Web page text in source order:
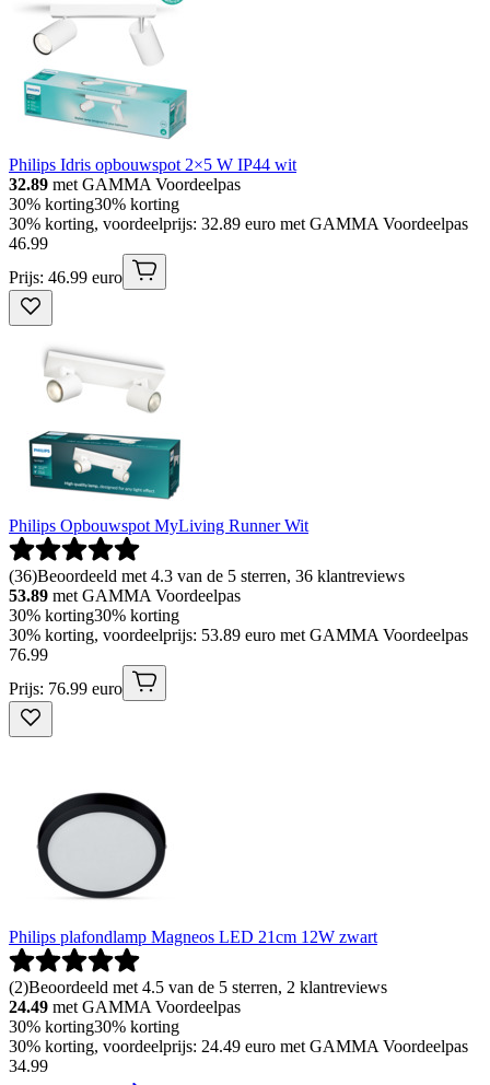
Philips Idris opbouwspot 2×5 W IP44 wit
32.89 met GAMMA Voordeelpas
30% korting30% korting
30% korting, voordeelprijs: 32.89 euro met GAMMA Voordeelpas
46.99
Prijs: 46.99 euro
Philips Opbouwspot MyLiving Runner Wit
(36)Beoordeeld met 4.3 van de 5 sterren, 36 klantreviews
53.89 met GAMMA Voordeelpas
30% korting30% korting
30% korting, voordeelprijs: 53.89 euro met GAMMA Voordeelpas
76.99
Prijs: 76.99 euro
Philips plafondlamp Magneos LED 21cm 12W zwart
(2)Beoordeeld met 4.5 van de 5 sterren, 2 klantreviews
24.49 met GAMMA Voordeelpas
30% korting30% korting
30% korting, voordeelprijs: 24.49 euro met GAMMA Voordeelpas
34.99